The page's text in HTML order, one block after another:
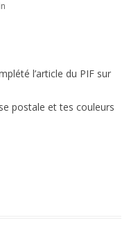
l’article du PIF sur
postale et tes couleurs